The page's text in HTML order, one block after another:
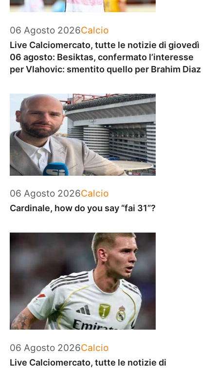
06 Agosto 2026Categorie
Calcio
Live Calciomercato, tutte le notizie di giovedì
06 agosto: Besiktas, confermato l’interesse
per Vlahovic: smentito quello per Brahim Diaz
06 Agosto 2026Categorie
Calcio
Cardinale, how do you say “fai 31”?
06 Agosto 2026Categorie
Calcio
Live Calciomercato, tutte le notizie di